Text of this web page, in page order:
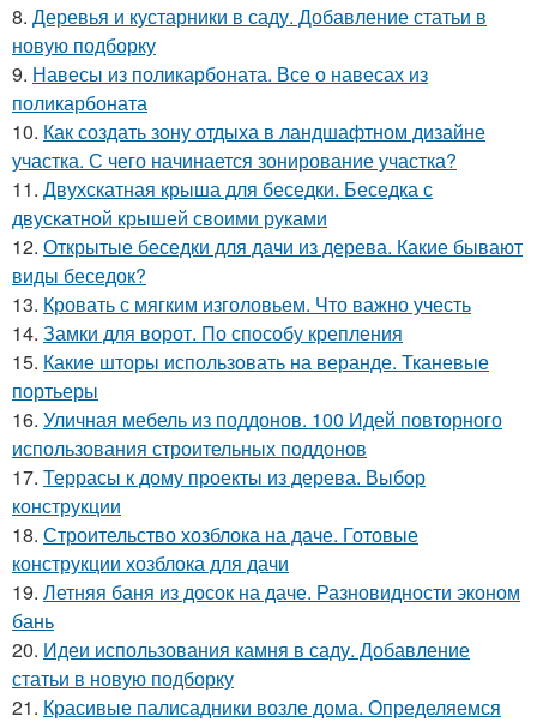
8. Деревья и кустарники в саду. Добавление статьи в
новую подборку
9. Навесы из поликарбоната. Все о навесах из
поликарбоната
10. Как создать зону отдыха в ландшафтном дизайне
участка. С чего начинается зонирование участка?
11. Двухскатная крыша для беседки. Беседка с
двускатной крышей своими руками
12. Открытые беседки для дачи из дерева. Какие бывают
виды беседок?
13. Кровать с мягким изголовьем. Что важно учесть
14. Замки для ворот. По способу крепления
15. Какие шторы использовать на веранде. Тканевые
портьеры
16. Уличная мебель из поддонов. 100 Идей повторного
использования строительных поддонов
17. Террасы к дому проекты из дерева. Выбор
конструкции
18. Строительство хозблока на даче. Готовые
конструкции хозблока для дачи
19. Летняя баня из досок на даче. Разновидности эконом
бань
20. Идеи использования камня в саду. Добавление
статьи в новую подборку
21. Красивые палисадники возле дома. Определяемся